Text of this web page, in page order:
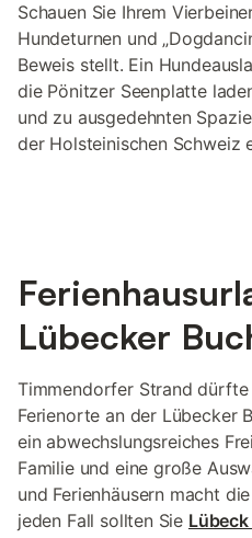
Schauen Sie Ihrem
Hundeturnen und
Beweis stellt. Ein
die Pönitzer Seenplatte
und zu ausgedehnten
der Holsteinischen Schweiz
Lübecker
Timmendorfer Strand
Ferienorte an der Lübecker
ein abwechslungsreiches
Familie und eine große
und Ferienhäusern macht
jeden Fall sollten Sie